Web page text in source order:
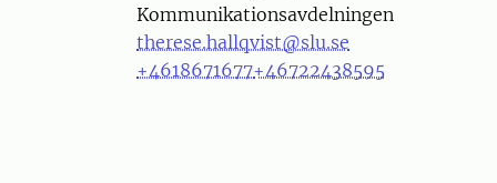
Kommunikationsavdelningen
therese.hallqvist@slu.se
+4618671677+46722438595